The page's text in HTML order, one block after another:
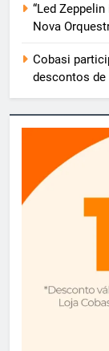
“Led
Nova
Cobasi
descontos de